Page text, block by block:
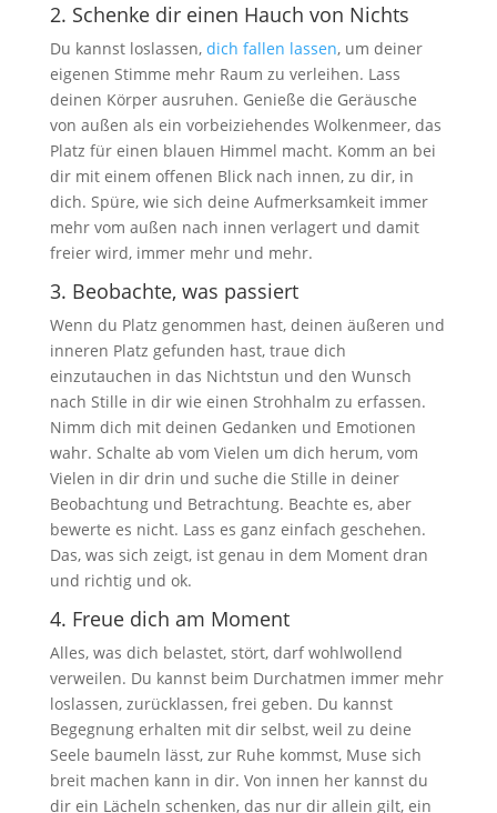
2. Schenke dir einen Hauch von Nichts
Du kannst loslassen, dich fallen lassen, um deiner
eigenen Stimme mehr Raum zu verleihen. Lass
deinen Körper ausruhen. Genieße die Geräusche
von außen als ein vorbeiziehendes Wolkenmeer, das
Platz für einen blauen Himmel macht. Komm an bei
dir mit einem offenen Blick nach innen, zu dir, in
dich. Spüre, wie sich deine Aufmerksamkeit immer
mehr vom außen nach innen verlagert und damit
freier wird, immer mehr und mehr.
3. Beobachte, was passiert
Wenn du Platz genommen hast, deinen äußeren und
inneren Platz gefunden hast, traue dich
einzutauchen in das Nichtstun und den Wunsch
nach Stille in dir wie einen Strohhalm zu erfassen.
Nimm dich mit deinen Gedanken und Emotionen
wahr. Schalte ab vom Vielen um dich herum, vom
Vielen in dir drin und suche die Stille in deiner
Beobachtung und Betrachtung. Beachte es, aber
bewerte es nicht. Lass es ganz einfach geschehen.
Das, was sich zeigt, ist genau in dem Moment dran
und richtig und ok.
4. Freue dich am Moment
Alles, was dich belastet, stört, darf wohlwollend
verweilen. Du kannst beim Durchatmen immer mehr
loslassen, zurücklassen, frei geben. Du kannst
Begegnung erhalten mit dir selbst, weil zu deine
Seele baumeln lässt, zur Ruhe kommst, Muse sich
breit machen kann in dir. Von innen her kannst du
dir ein Lächeln schenken, das nur dir allein gilt, ein